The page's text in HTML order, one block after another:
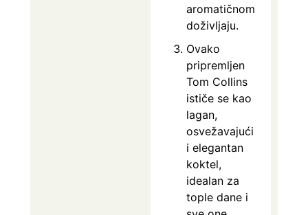
aromatičnom
doživljaju.
Ovako
pripremljen
Tom Collins
ističe se kao
lagan,
osvežavajući
i elegantan
koktel,
idealan za
tople dane i